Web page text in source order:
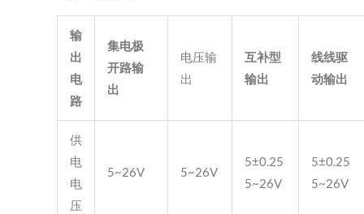
输
出
电
路
集电极
开路输
出
电压输
出
互补型
输出
线线驱
动输出
供
电
电
压
5~26V 5~26V
5±0.25
5~26V
5±0.25
5~26V